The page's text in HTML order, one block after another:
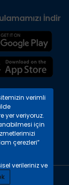
İndirin
verimli
yer veriyoruz.
için
çerezleri”
verileriniz ve
İlişkin